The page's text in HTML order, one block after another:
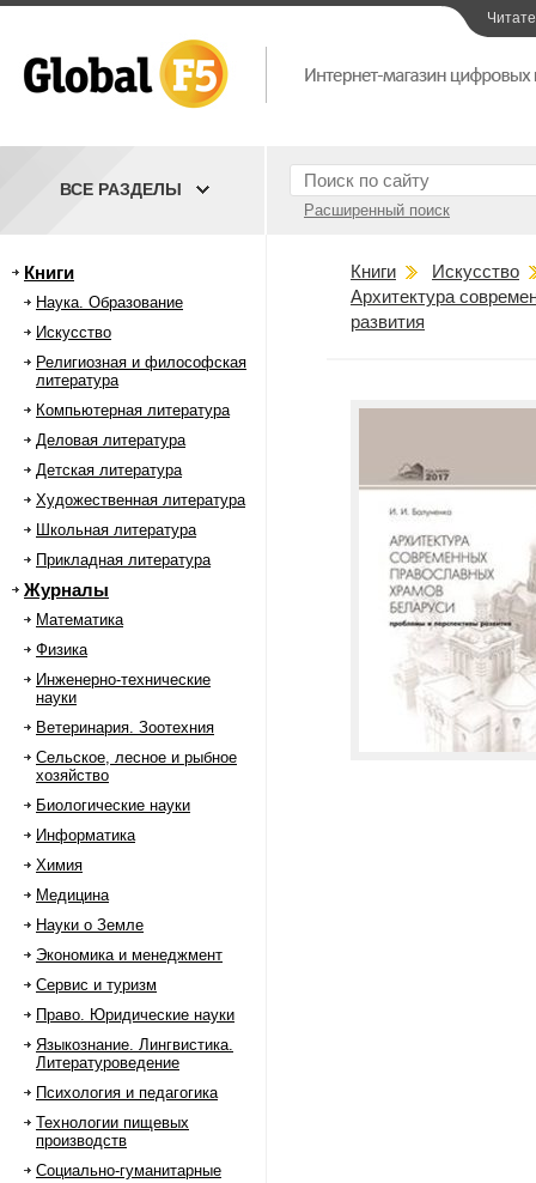
Расширенный поиск
ВСЕ РАЗДЕЛЫ
Книги
Наука. Образование
Искусство
Религиозная и философская
литература
Компьютерная литература
Деловая литература
Детская литература
Художественная литература
Школьная литература
Прикладная литература
Журналы
Математика
Физика
Инженерно-технические
науки
Ветеринария. Зоотехния
Сельское, лесное и рыбное
хозяйство
Биологические науки
Информатика
Химия
Медицина
Науки о Земле
Экономика и менеджмент
Сервис и туризм
Право. Юридические науки
Языкознание. Лингвистика.
Литературоведение
Психология и педагогика
Технологии пищевых
производств
Социально-гуманитарные
Книги
Искусство
Архитектура
развития